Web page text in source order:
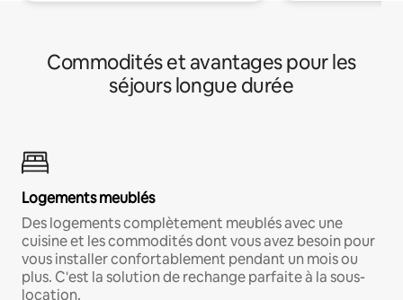
Commodités et avantages pour les
séjours longue durée
Logements meublés
Des logements complètement meublés avec une
cuisine et les commodités dont vous avez besoin pour
vous installer confortablement pendant un mois ou
plus. C'est la solution de rechange parfaite à la sous-
location.